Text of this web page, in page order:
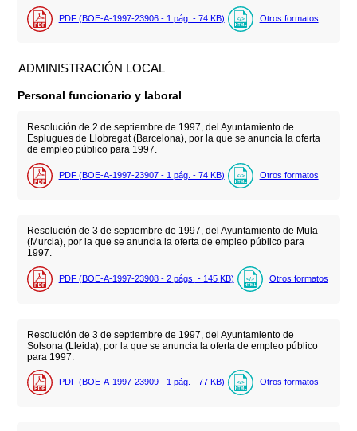
PDF (BOE-A-1997-23906 - 1 pág. - 74 KB) Otros formatos
ADMINISTRACIÓN LOCAL
Personal funcionario y laboral
Resolución de 2 de septiembre de 1997, del Ayuntamiento de
Esplugues de Llobregat (Barcelona), por la que se anuncia la oferta
de empleo público para 1997.
PDF (BOE-A-1997-23907 - 1 pág. - 74 KB) Otros formatos
Resolución de 3 de septiembre de 1997, del Ayuntamiento de Mula
(Murcia), por la que se anuncia la oferta de empleo público para
1997.
PDF (BOE-A-1997-23908 - 2 págs. - 145 KB) Otros formatos
Resolución de 3 de septiembre de 1997, del Ayuntamiento de
Solsona (Lleida), por la que se anuncia la oferta de empleo público
para 1997.
PDF (BOE-A-1997-23909 - 1 pág. - 77 KB) Otros formatos